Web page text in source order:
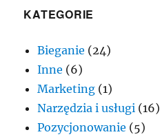
KATEGORIE
Bieganie (24)
Inne (6)
Marketing (1)
Narzędzia i usługi (16)
Pozycjonowanie (5)